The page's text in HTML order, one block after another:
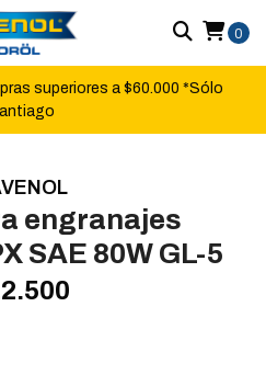
superiores a $60.000 *Sólo
0
engranajes
SAE 80W GL-5